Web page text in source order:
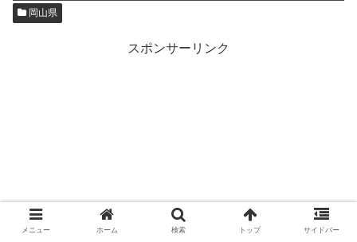
岡山県
スポンサーリンク
メニュー ホーム 検索 トップ サイドバー